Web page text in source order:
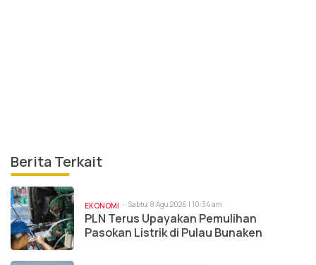
Berita Terkait
EKONOMI Sabtu, 8 Agu 2026 | 10:34 am
PLN Terus Upayakan Pemulihan
Pasokan Listrik di Pulau Bunaken